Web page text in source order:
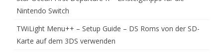
Nintendo Switch
TWiLight Menu++ – Setup Guide – DS Roms von der SD-
Karte auf dem 3DS verwenden